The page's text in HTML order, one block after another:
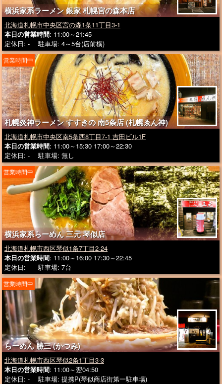
横浜家系ラーメン 銀家 札幌宮の森本店
北海道札幌市中央区宮の森1条11丁目3-1
本日の営業時間: 11:00～21:45
定休日: - 駐車場: 4～5台(店前横)
札幌炎神ラーメン すすきの 南5条店 (札幌ゑん神)
営業時間中
北海道札幌市中央区南5条西8丁目7-1 吉田ビル1F
本日の営業時間: 11:00～15:30 17:00～22:30
定休日: - 駐車場: 無し
横浜家系らーめん 三元 琴似店
営業時間中
北海道札幌市西区琴似1条7丁目2-24
本日の営業時間: 11:00～16:00 17:30～22:45
定休日: - 駐車場: 7台
らーめん 勝三 (かつみ)
営業時間中
北海道札幌市西区琴似2条1丁目3-3
本日の営業時間: 11:00～翌04:50
定休日: - 駐車場: 提携P(琴似商店街第一駐車場)